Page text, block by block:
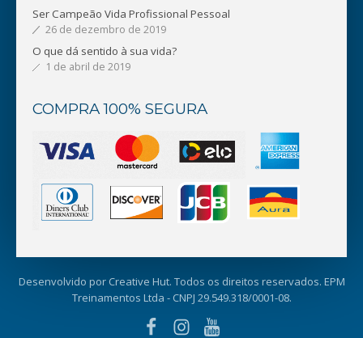
Ser Campeão Vida Profissional Pessoal
26 de dezembro de 2019
O que dá sentido à sua vida?
1 de abril de 2019
COMPRA 100% SEGURA
Desenvolvido por Creative Hut. Todos os direitos reservados. EPM
Treinamentos Ltda - CNPJ 29.549.318/0001-08.